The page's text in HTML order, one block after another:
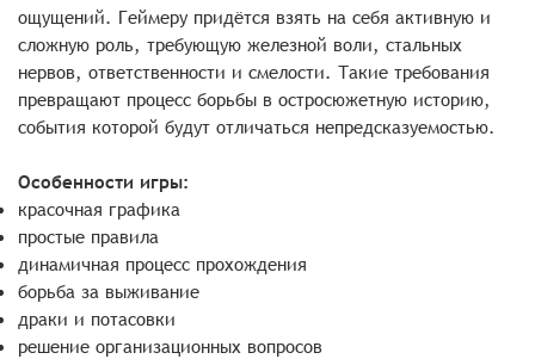
ощущений. Геймеру придётся взять на себя активную и
сложную роль, требующую железной воли, стальных
нервов, ответственности и смелости. Такие требования
превращают процесс борьбы в остросюжетную историю,
события которой будут отличаться непредсказуемостью.
Особенности игры:
красочная графика
простые правила
динамичная процесс прохождения
борьба за выживание
драки и потасовки
решение организационных вопросов